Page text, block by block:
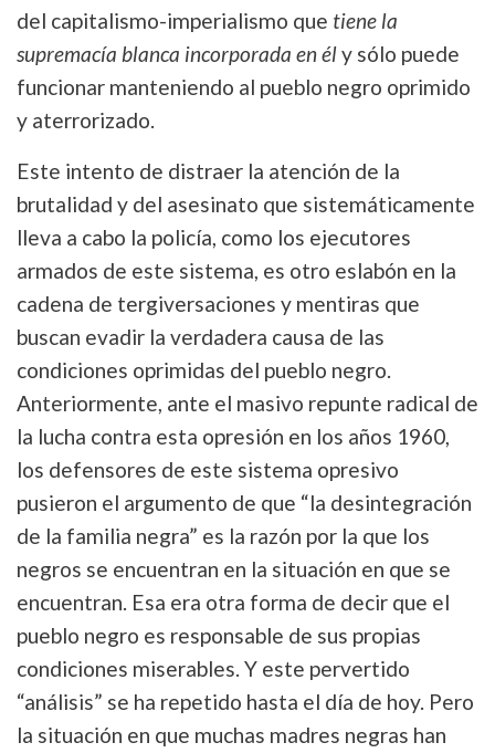
del capitalismo-imperialismo que tiene la
supremacía blanca incorporada en ély sólo puede
funcionar manteniendo al pueblo negro oprimido
y aterrorizado.
Este intento de distraer la atención de la
brutalidad y del asesinato que sistemáticamente
lleva a cabo la policía, como los ejecutores
armados de este sistema, es otro eslabón en la
cadena de tergiversaciones y mentiras que
buscan evadir la verdadera causa de las
condiciones oprimidas del pueblo negro.
Anteriormente, ante el masivo repunte radical de
la lucha contra esta opresión en los años 1960,
los defensores de este sistema opresivo
pusieron el argumento de que “la desintegración
de la familia negra” es la razón por la que los
negros se encuentran en la situación en que se
encuentran. Esa era otra forma de decir que el
pueblo negro es responsable de sus propias
condiciones miserables. Y este pervertido
“análisis” se ha repetido hasta el día de hoy. Pero
la situación en que muchas madres negras han